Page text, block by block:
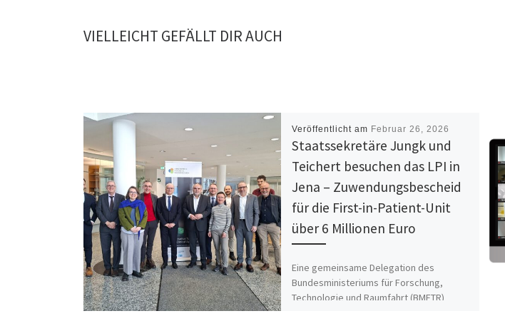
VIELLEICHT GEFÄLLT DIR AUCH
Veröffentlicht am Februar 26, 2026
Staatssekretäre Jungk und
Teichert besuchen das LPI in
Jena – Zuwendungsbescheid
für die First-in-Patient-Unit
über 6 Millionen Euro
Eine gemeinsame Delegation des
Bundesministeriums für Forschung,
Technologie und Raumfahrt (BMFTR)